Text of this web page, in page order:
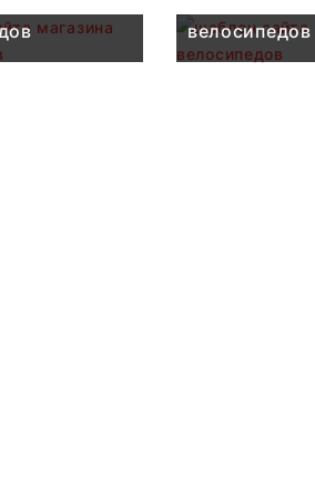
велосипедов